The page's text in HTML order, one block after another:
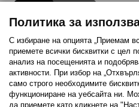
Последвайте ни:
FacebookTwitterYoutubePinterest
Политика за
С избиране на опцията „Приемам
приемете всички бисквитки с цел
анализ на посещенията и
активности. При избор на
само строго необходимитe
функциониране на уебсайта ни.
да приемете като кликнете на